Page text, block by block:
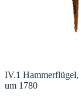
IV.1
um 1780